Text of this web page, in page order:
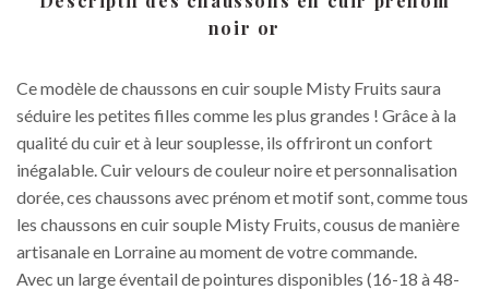
noir or
Ce modèle de chaussons en cuir souple Misty Fruits saura
séduire les petites filles comme les plus grandes ! Grâce à la
qualité du cuir et à leur souplesse, ils offriront un confort
inégalable. Cuir velours de couleur noire et personnalisation
dorée, ces chaussons avec prénom et motif sont, comme tous
les chaussons en cuir souple Misty Fruits, cousus de manière
artisanale en Lorraine au moment de votre commande.
Avec un large éventail de pointures disponibles (16-18 à 48-